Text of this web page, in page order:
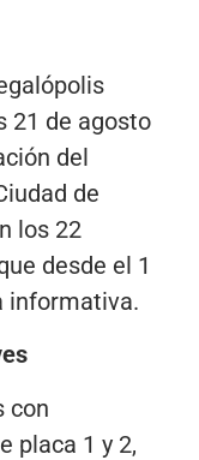
21 de agosto
del
de
los 22
desde el 1
informativa.
con
placa 1 y 2,